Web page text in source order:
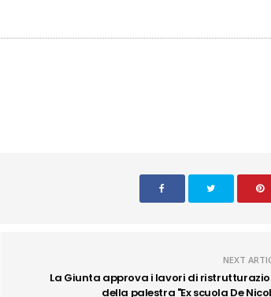
NEXT
La Giunta approva i lavori di
della palestra "Ex scuola De